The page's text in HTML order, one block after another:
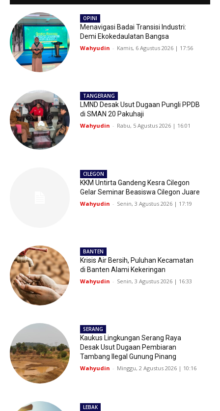
OPINI
Menavigasi Badai Transisi Industri:
Demi Ekokedaulatan Bangsa
Wahyudin - Kamis, 6 Agustus 2026 | 17:56
TANGERANG
LMND Desak Usut Dugaan Pungli PPDB
di SMAN 20 Pakuhaji
Wahyudin - Rabu, 5 Agustus 2026 | 16:01
CILEGON
KKM Untirta Gandeng Kesra Cilegon
Gelar Seminar Beasiswa Cilegon Juare
Wahyudin - Senin, 3 Agustus 2026 | 17:19
BANTEN
Krisis Air Bersih, Puluhan Kecamatan
di Banten Alami Kekeringan
Wahyudin - Senin, 3 Agustus 2026 | 16:33
SERANG
Kaukus Lingkungan Serang Raya
Desak Usut Dugaan Pembiaran
Tambang Ilegal Gunung Pinang
Wahyudin - Minggu, 2 Agustus 2026 | 10:16
LEBAK